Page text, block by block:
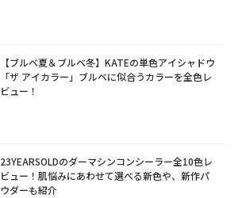
【ブルベ夏＆ブルベ冬】KATEの単色アイシャドウ
「ザ アイカラー」ブルベに似合うカラーを全色レ
ビュー！
23YEARSOLDのダーマシンコンシーラー全10色レ
ビュー！肌悩みにあわせて選べる新色や、新作パ
ウダーも紹介